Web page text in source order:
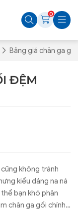
0
Bảng giá chăn ga
ĐỆM
không tránh
kiểu dáng na ná
bạn khó phân
chăn ga gối chính